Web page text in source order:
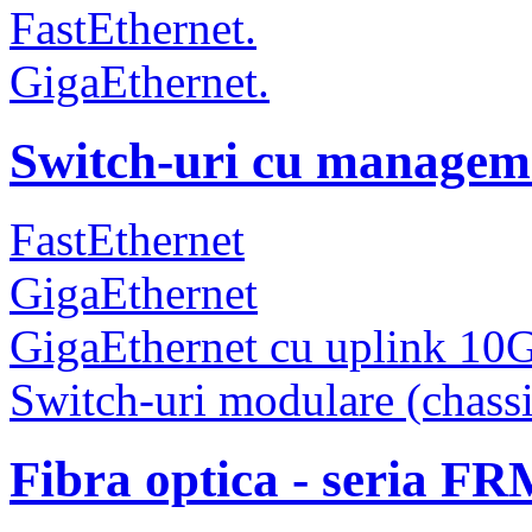
FastEthernet.
GigaEthernet.
Switch-uri cu
FastEthernet
GigaEthernet
GigaEthernet cu uplink
Switch-uri modulare
Fibra optica - seria